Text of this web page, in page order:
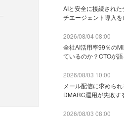
AIと安全に接続され
チエージェント導入
2026/08/04 08:00
全社AI活用率99％の
ているのか？CTOが
2026/08/03 10:00
メール配信に求めら
DMARC運用が失敗す
2026/08/03 08:00